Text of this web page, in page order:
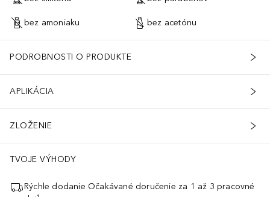
bez amoniaku bez acetónu
PODROBNOSTI O PRODUKTE
APLIKÁCIA
ZLOŽENIE
TVOJE VÝHODY
Rýchle dodanie Očakávané doručenie za 1 až 3 pracovné